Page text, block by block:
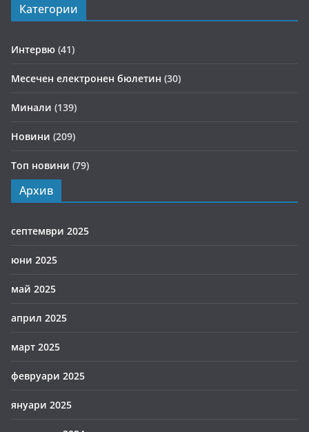
Категории
Интервю (41)
Месечен електронен бюлетин (30)
Минали (139)
Новини (209)
Топ новини (79)
Архив
септември 2025
юни 2025
май 2025
април 2025
март 2025
февруари 2025
януари 2025